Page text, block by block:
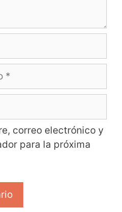
correo electrónico y
para la próxima